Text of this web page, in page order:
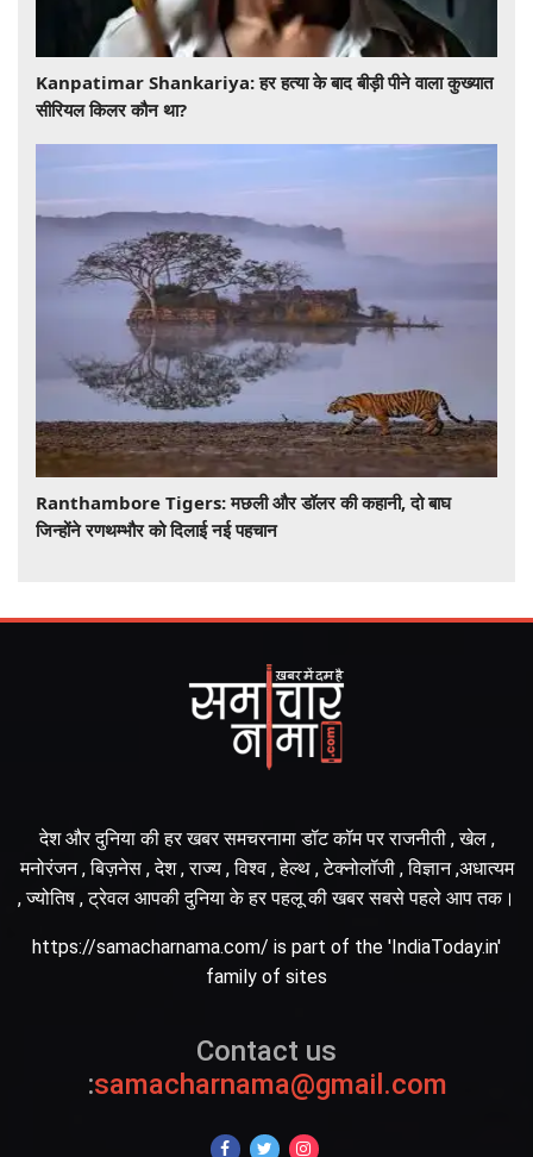
​​​​​​​Kanpatimar Shankariya: हर हत्या के बाद बीड़ी पीने वाला कुख्यात
सीरियल किलर कौन था?
Ranthambore Tigers: मछली और डॉलर की कहानी, दो बाघ
जिन्होंने रणथम्भौर को दिलाई नई पहचान
देश और दुनिया की हर खबर समचरनामा डॉट कॉम पर राजनीती , खेल ,
मनोरंजन , बिज़नेस , देश , राज्य , विश्व , हेल्थ , टेक्नोलॉजी , विज्ञान ,अधात्यम
, ज्योतिष , ट्रेवल आपकी दुनिया के हर पहलू की खबर सबसे पहले आप तक।
https://samacharnama.com/ is part of the 'IndiaToday.in'
family of sites
Contact us
:samacharnama@gmail.com